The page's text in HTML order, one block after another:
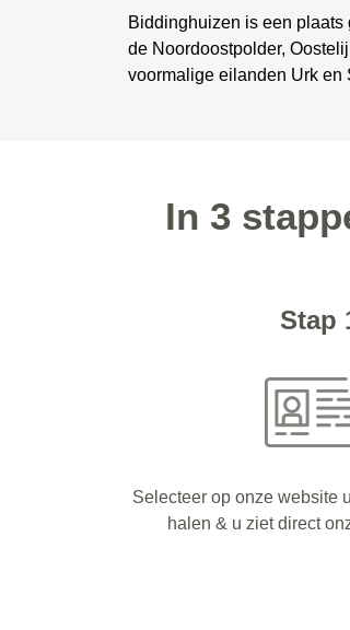
Biddinghuizen is een
de Noordoostpolder,
voormalige eilanden Urk en
In 3
Stap
Selecteer op onze website
halen & u ziet direct